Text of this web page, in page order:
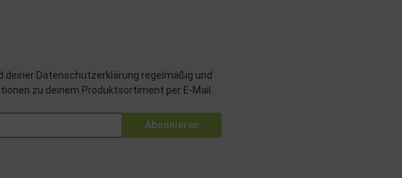
deiner Datenschutzerklärung regelmäßig und
zu deinem Produktsortiment per E-Mail
Abonnieren